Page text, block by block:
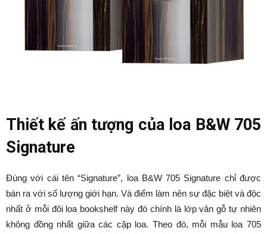
Thiết kế ấn tượng của loa B&W 705
Signature
Đúng với cái tên “Signature”, loa B&W 705 Signature chỉ được
bán ra với số lượng giới hạn. Và điểm làm nên sự đặc biệt và độc
nhất ở mỗi đôi loa bookshelf này đó chính là lớp vân gỗ tự nhiên
không đồng nhất giữa các cặp loa. Theo đó, mỗi mẫu loa 705